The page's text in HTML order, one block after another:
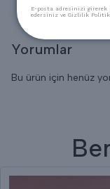
Yorumlar
Bu ürün için henüz
E-posta adresinizi
edersiniz ve Gizlilik